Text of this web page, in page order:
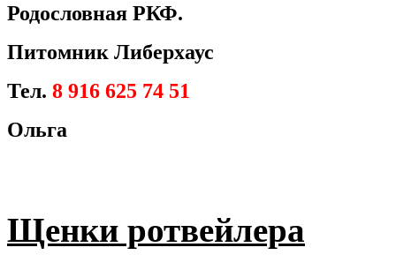
Родословная РКФ.
Питомник Либерхаус
Тел. 8 916 625 74 51
Ольга
Щенки ротвейлера